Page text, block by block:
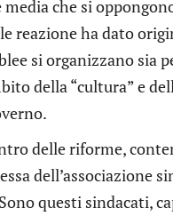
che si
reazione ha dato
si organizzano sia
della “cultura” e
delle riforme,
dell’associazione
questi sindacati,